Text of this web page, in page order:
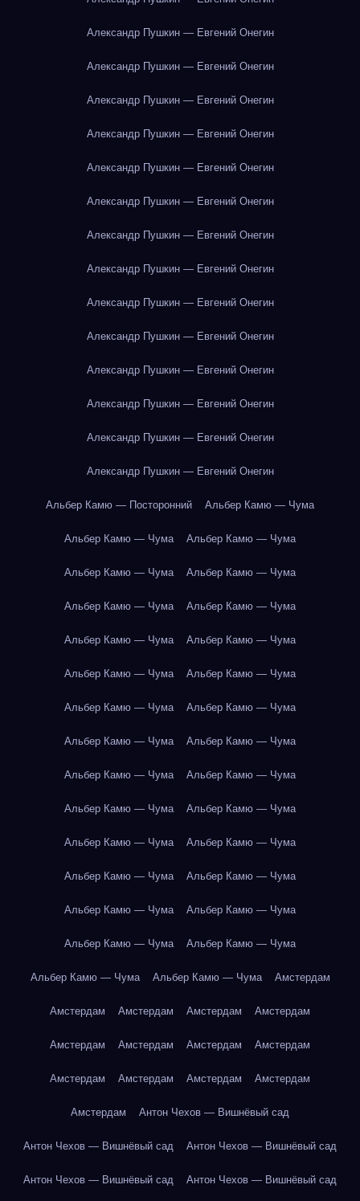
Александр Пушкин — Евгений Онегин
Александр Пушкин — Евгений Онегин
Александр Пушкин — Евгений Онегин
Александр Пушкин — Евгений Онегин
Александр Пушкин — Евгений Онегин
Александр Пушкин — Евгений Онегин
Александр Пушкин — Евгений Онегин
Александр Пушкин — Евгений Онегин
Александр Пушкин — Евгений Онегин
Александр Пушкин — Евгений Онегин
Александр Пушкин — Евгений Онегин
Александр Пушкин — Евгений Онегин
Александр Пушкин — Евгений Онегин
Александр Пушкин — Евгений Онегин
Альбер Камю — Посторонний Альбер Камю — Чума
Альбер Камю — Чума Альбер Камю — Чума
Альбер Камю — Чума Альбер Камю — Чума
Альбер Камю — Чума Альбер Камю — Чума
Альбер Камю — Чума Альбер Камю — Чума
Альбер Камю — Чума Альбер Камю — Чума
Альбер Камю — Чума Альбер Камю — Чума
Альбер Камю — Чума Альбер Камю — Чума
Альбер Камю — Чума Альбер Камю — Чума
Альбер Камю — Чума Альбер Камю — Чума
Альбер Камю — Чума Альбер Камю — Чума
Альбер Камю — Чума Альбер Камю — Чума
Альбер Камю — Чума Альбер Камю — Чума
Альбер Камю — Чума Альбер Камю — Чума
Альбер Камю — Чума Альбер Камю — Чума Амстердам
Амстердам Амстердам Амстердам Амстердам
Амстердам Амстердам Амстердам Амстердам
Амстердам Амстердам Амстердам Амстердам
Амстердам Антон Чехов — Вишнёвый сад
Антон Чехов — Вишнёвый сад Антон Чехов — Вишнёвый сад
Антон Чехов — Вишнёвый сад Антон Чехов — Вишнёвый сад